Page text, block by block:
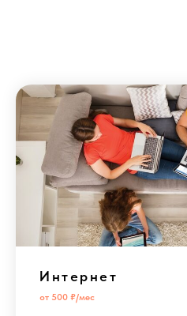
Интернет
от 500 ₽/мес